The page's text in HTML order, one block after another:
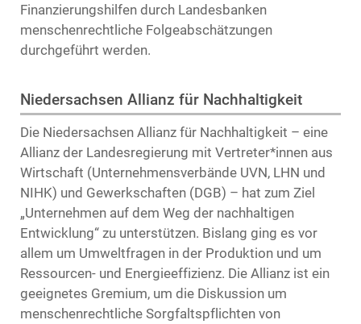
Finanzierungshilfen durch Landesbanken
menschenrechtliche Folgeabschätzungen
durchgeführt werden.
Niedersachsen Allianz für Nachhaltigkeit
Die Niedersachsen Allianz für Nachhaltigkeit – eine
Allianz der Landesregierung mit Vertreter*innen aus
Wirtschaft (Unternehmensverbände UVN, LHN und
NIHK) und Gewerkschaften (DGB) – hat zum Ziel
„Unternehmen auf dem Weg der nachhaltigen
Entwicklung“ zu unterstützen. Bislang ging es vor
allem um Umweltfragen in der Produktion und um
Ressourcen- und Energieeffizienz. Die Allianz ist ein
geeignetes Gremium, um die Diskussion um
menschenrechtliche Sorgfaltspflichten von